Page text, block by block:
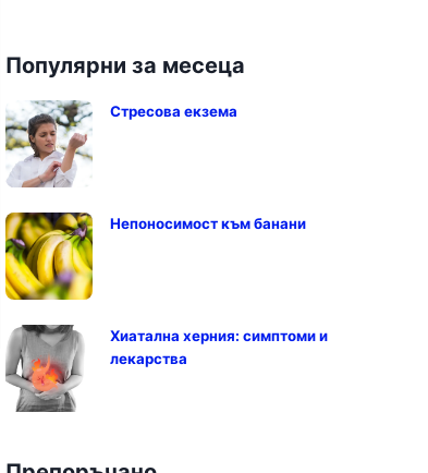
Популярни за месеца
Стресова екзема
Непоносимост към банани
Хиатална херния: симптоми и
лекарства